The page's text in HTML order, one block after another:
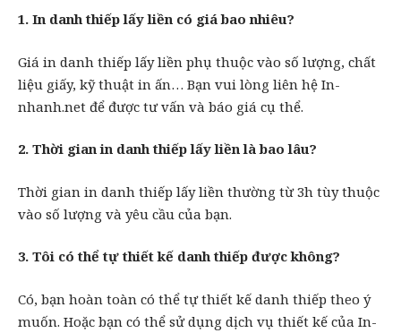
1. In danh thiếp lấy liền có giá bao nhiêu?
Giá in danh thiếp lấy liền phụ thuộc vào số lượng, chất
liệu giấy, kỹ thuật in ấn… Bạn vui lòng liên hệ In-
nhanh.net để được tư vấn và báo giá cụ thể.
2. Thời gian in danh thiếp lấy liền là bao lâu?
Thời gian in danh thiếp lấy liền thường từ 3h tùy thuộc
vào số lượng và yêu cầu của bạn.
3. Tôi có thể tự thiết kế danh thiếp được không?
Có, bạn hoàn toàn có thể tự thiết kế danh thiếp theo ý
muốn. Hoặc bạn có thể sử dụng dịch vụ thiết kế của In-